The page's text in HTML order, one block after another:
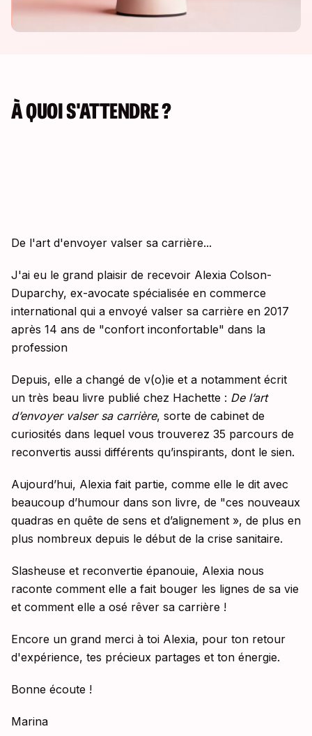
À QUOI S'ATTENDRE ?
De l'art d'envoyer valser sa carrière...
J'ai eu le grand plaisir de recevoir Alexia Colson-
Duparchy, ex-avocate spécialisée en commerce
international qui a envoyé valser sa carrière en 2017
après 14 ans de "confort inconfortable" dans la
profession
Depuis, elle a changé de v(o)ie et a notamment écrit
un très beau livre publié chez Hachette : De l’art
d’envoyer valser sa carrière, sorte de cabinet de
curiosités dans lequel vous trouverez 35 parcours de
reconvertis aussi différents qu’inspirants, dont le sien.
Aujourd’hui, Alexia fait partie, comme elle le dit avec
beaucoup d’humour dans son livre, de "ces nouveaux
quadras en quête de sens et d’alignement », de plus en
plus nombreux depuis le début de la crise sanitaire.
Slasheuse et reconvertie épanouie, Alexia nous
raconte comment elle a fait bouger les lignes de sa vie
et comment elle a osé rêver sa carrière !
Encore un grand merci à toi Alexia, pour ton retour
d'expérience, tes précieux partages et ton énergie.
Bonne écoute !
Marina